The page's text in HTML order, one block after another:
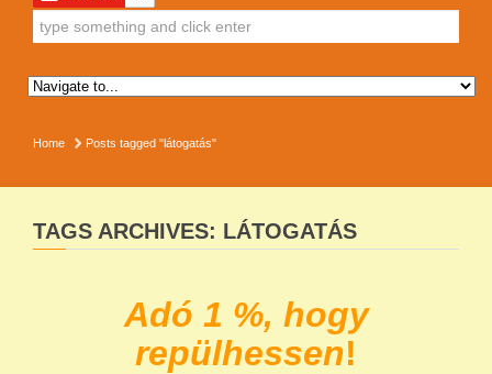
Home Posts tagged "látogatás"
TAGS ARCHIVES: LÁTOGATÁS
Adó 1 %, hogy
repülhessen!